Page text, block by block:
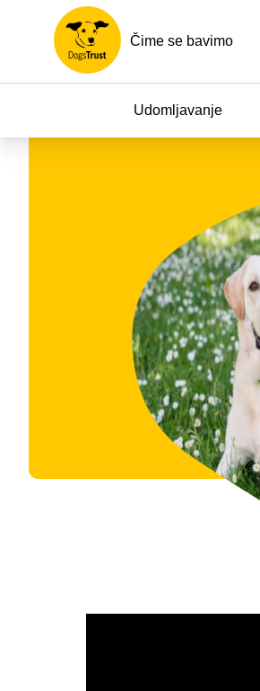
Čime se bavimo
Udomljavanje